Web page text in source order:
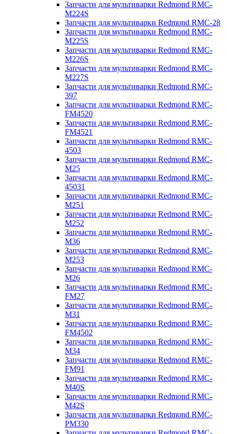
Запчасти для мультиварки Redmond RMC-
M224S
Запчасти для мультиварки Redmond RMC-28
Запчасти для мультиварки Redmond RMC-
M225S
Запчасти для мультиварки Redmond RMC-
M226S
Запчасти для мультиварки Redmond RMC-
M227S
Запчасти для мультиварки Redmond RMC-
397
Запчасти для мультиварки Redmond RMC-
FM4520
Запчасти для мультиварки Redmond RMC-
FM4521
Запчасти для мультиварки Redmond RMC-
4503
Запчасти для мультиварки Redmond RMC-
M25
Запчасти для мультиварки Redmond RMC-
45031
Запчасти для мультиварки Redmond RMC-
M251
Запчасти для мультиварки Redmond RMC-
M252
Запчасти для мультиварки Redmond RMC-
M36
Запчасти для мультиварки Redmond RMC-
M253
Запчасти для мультиварки Redmond RMC-
M26
Запчасти для мультиварки Redmond RMC-
FM27
Запчасти для мультиварки Redmond RMC-
M31
Запчасти для мультиварки Redmond RMC-
FM4502
Запчасти для мультиварки Redmond RMC-
M34
Запчасти для мультиварки Redmond RMC-
FM91
Запчасти для мультиварки Redmond RMC-
M40S
Запчасти для мультиварки Redmond RMC-
M42S
Запчасти для мультиварки Redmond RMC-
PM330